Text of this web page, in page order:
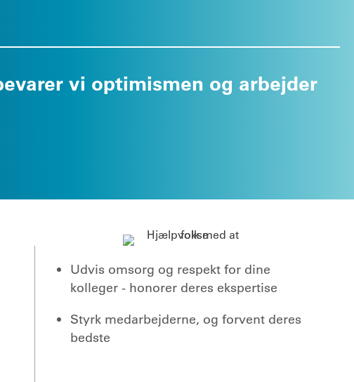
vi optimismen og arbejder
Udvis omsorg og respekt for dine
kolleger - honorer deres ekspertise
Styrk medarbejderne, og forvent deres
bedste